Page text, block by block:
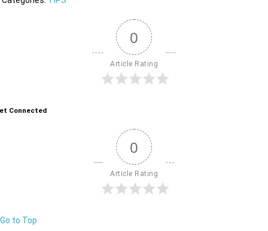
0
Article Rating
Connected
0
Article Rating
Go to Top